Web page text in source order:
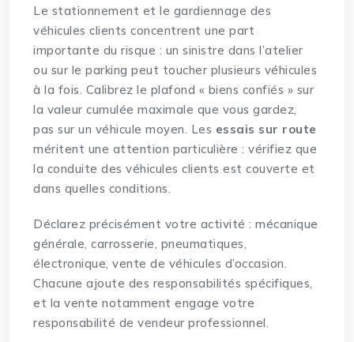
Le stationnement et le gardiennage des
véhicules clients concentrent une part
importante du risque : un sinistre dans l’atelier
ou sur le parking peut toucher plusieurs véhicules
à la fois. Calibrez le plafond « biens confiés » sur
la valeur cumulée maximale que vous gardez,
pas sur un véhicule moyen. Les essais sur route
méritent une attention particulière : vérifiez que
la conduite des véhicules clients est couverte et
dans quelles conditions.
Déclarez précisément votre activité : mécanique
générale, carrosserie, pneumatiques,
électronique, vente de véhicules d’occasion.
Chacune ajoute des responsabilités spécifiques,
et la vente notamment engage votre
responsabilité de vendeur professionnel.